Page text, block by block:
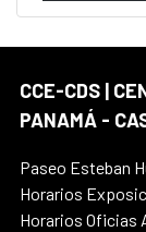
CCE-CDS |
PANAMÁ -
Paseo Esteban
Horarios
Horarios Oficias